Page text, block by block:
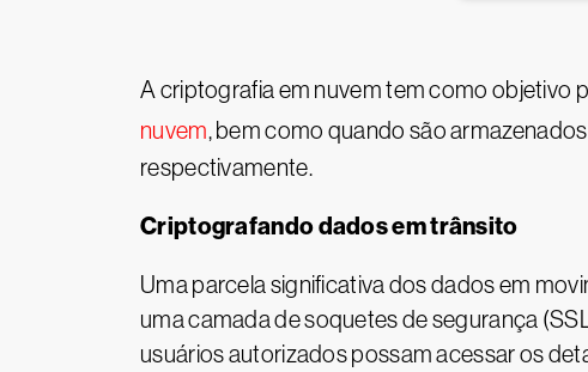
A criptografia em nuvem tem como objetivo
nuvem, bem como quando são
respectivamente.
Criptografando dados em trânsito
Uma parcela significativa dos dados em
uma camada de soquetes de segurança
usuários autorizados possam acessar os